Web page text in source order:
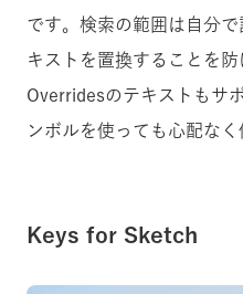
です。検索の範囲は自分
キストを置換することを
Overridesのテキストもサ
ンボルを使っても心配なく
Keys for Sketch